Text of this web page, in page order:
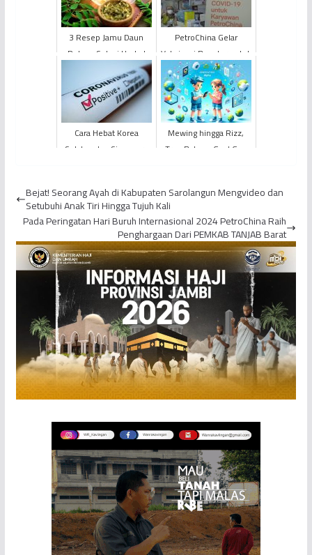
3 Resep Jamu Daun
Rebus, Solusi Herbal
Turunkan Kolesterol
dan Tekanan Darah
Tinggi
PetroChina Gelar
Vaksinasi Booster untuk
Karyawan dan Keluarga
Cara Hebat Korea
Selatan dan Singapura
Lockdown
Mewing hingga Rizz,
Tren Bahasa Gaul Gen
Bejat! Seorang Ayah di Kabupaten Sarolangun Mengvideo dan
Setubuhi Anak Tiri Hingga Tujuh Kali
Pada Peringatan Hari Buruh Internasional 2024 PetroChina Raih
Penghargaan Dari PEMKAB TANJAB Barat